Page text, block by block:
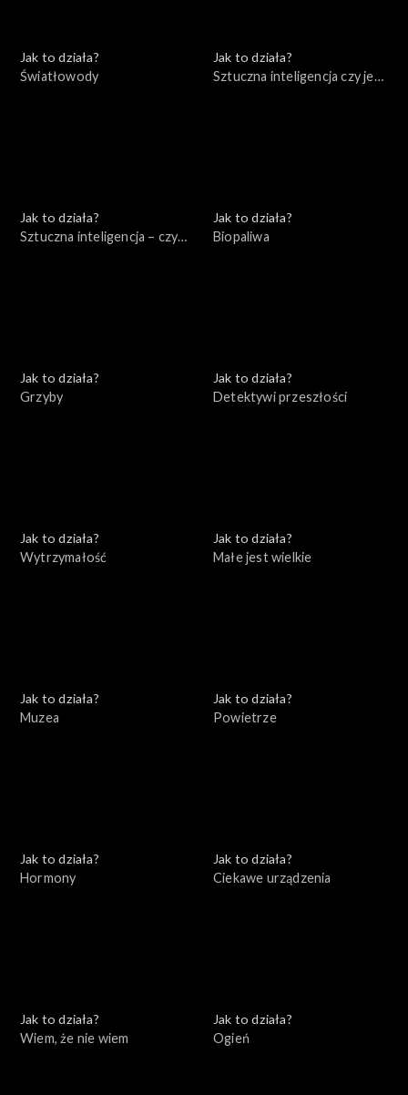
Jak to działa?
Światłowody
Jak to działa?
Sztuczna inteligencja czy jest
Jak to działa?
Sztuczna inteligencja – czy
Jak to działa?
Biopaliwa
Jak to działa?
Grzyby
Jak to działa?
Detektywi przeszłości
Jak to działa?
Wytrzymałość
Jak to działa?
Małe jest wielkie
Jak to działa?
Muzea
Jak to działa?
Powietrze
Jak to działa?
Hormony
Jak to działa?
Ciekawe urządzenia
Jak to działa?
Wiem, że nie wiem
Jak to działa?
Ogień